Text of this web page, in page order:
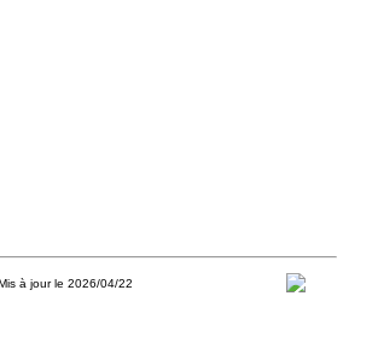
à jour le 2026/04/22